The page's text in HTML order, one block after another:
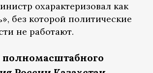
охарактеризовал как
без которой политические
не работают.
полномасштабного